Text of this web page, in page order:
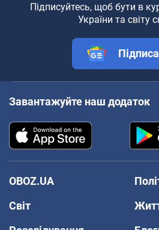
Підписуйтесь, щоб бути в
України та світу
Завантажуйте наш додаток
OBOZ.UA
Світ